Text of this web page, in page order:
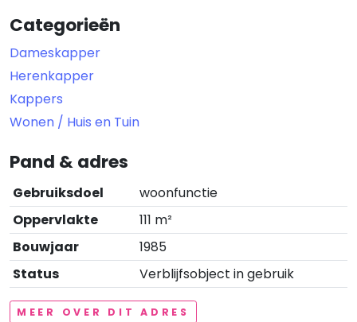
Categorieën
Dameskapper
Herenkapper
Kappers
Wonen / Huis en Tuin
Pand & adres
Gebruiksdoel
woonfunctie
Oppervlakte
111 m²
Bouwjaar
1985
Status
Verblijfsobject in gebruik
MEER OVER DIT ADRES